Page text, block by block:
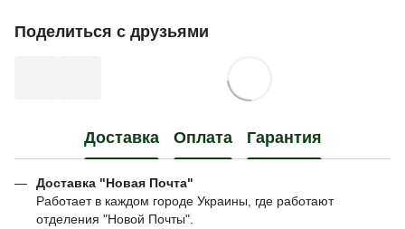
Поделиться с друзьями
Доставка Оплата Гарантия
Доставка "Новая Почта"
Работает в каждом городе Украины, где работают
отделения "Новой Почты".